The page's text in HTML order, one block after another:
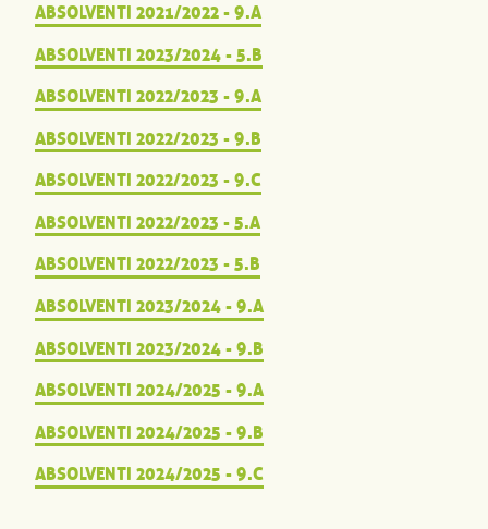
ABSOLVENTI 2021/2022 - 9.A
ABSOLVENTI 2023/2024 - 5.B
ABSOLVENTI 2022/2023 - 9.A
ABSOLVENTI 2022/2023 - 9.B
ABSOLVENTI 2022/2023 - 9.C
ABSOLVENTI 2022/2023 - 5.A
ABSOLVENTI 2022/2023 - 5.B
ABSOLVENTI 2023/2024 - 9.A
ABSOLVENTI 2023/2024 - 9.B
ABSOLVENTI 2024/2025 - 9.A
ABSOLVENTI 2024/2025 - 9.B
ABSOLVENTI 2024/2025 - 9.C